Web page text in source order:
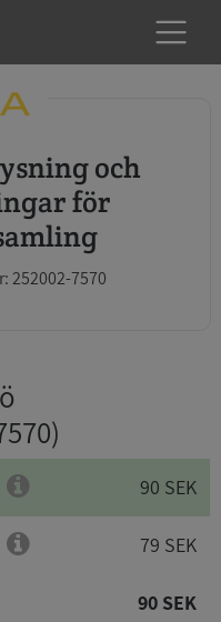
för
252002-7570
90 SEK
79 SEK
90 SEK